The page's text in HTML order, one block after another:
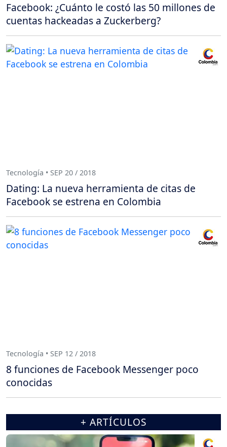
Facebook: ¿Cuánto le costó las 50 millones de
cuentas hackeadas a Zuckerberg?
Tecnología • SEP 20 / 2018
Dating: La nueva herramienta de citas de
Facebook se estrena en Colombia
Tecnología • SEP 12 / 2018
8 funciones de Facebook Messenger poco
conocidas
+ ARTÍCULOS